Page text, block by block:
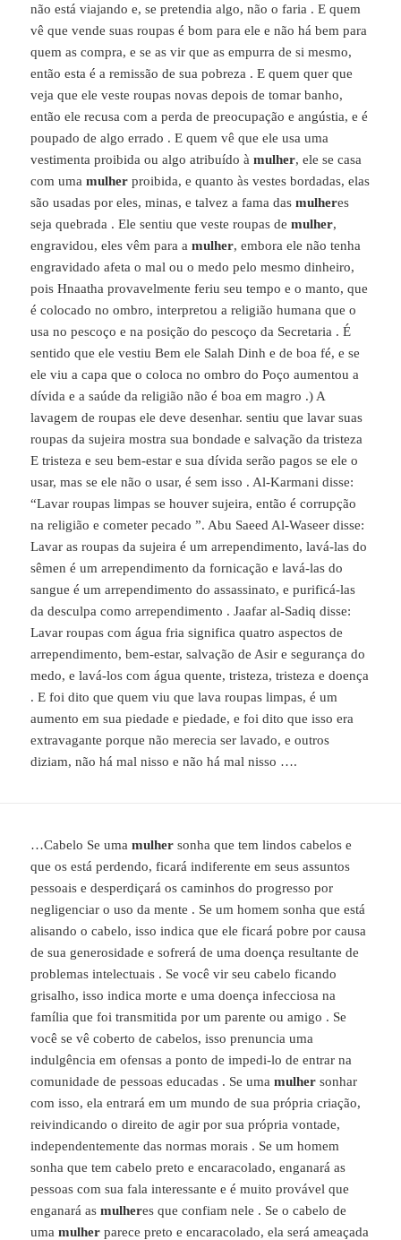
não está viajando e, se pretendia algo, não o faria . E quem
vê que vende suas roupas é bom para ele e não há bem para
quem as compra, e se as vir que as empurra de si mesmo,
então esta é a remissão de sua pobreza . E quem quer que
veja que ele veste roupas novas depois de tomar banho,
então ele recusa com a perda de preocupação e angústia, e é
poupado de algo errado . E quem vê que ele usa uma
vestimenta proibida ou algo atribuído àmulher, ele se casa
com umamulher proibida, e quanto às vestes bordadas, elas
são usadas por eles, minas, e talvez a fama dasmulheres
seja quebrada . Ele sentiu que veste roupas demulher,
engravidou, eles vêm para amulher, embora ele não tenha
engravidado afeta o mal ou o medo pelo mesmo dinheiro,
pois Hnaatha provavelmente feriu seu tempo e o manto, que
é colocado no ombro, interpretou a religião humana que o
usa no pescoço e na posição do pescoço da Secretaria . É
sentido que ele vestiu Bem ele Salah Dinh e de boa fé, e se
ele viu a capa que o coloca no ombro do Poço aumentou a
dívida e a saúde da religião não é boa em magro .) A
lavagem de roupas ele deve desenhar. sentiu que lavar suas
roupas da sujeira mostra sua bondade e salvação da tristeza
E tristeza e seu bem-estar e sua dívida serão pagos se ele o
usar, mas se ele não o usar, é sem isso . Al-Karmani disse:
“Lavar roupas limpas se houver sujeira, então é corrupção
na religião e cometer pecado ”. Abu Saeed Al-Waseer disse:
Lavar as roupas da sujeira é um arrependimento, lavá-las do
sêmen é um arrependimento da fornicação e lavá-las do
sangue é um arrependimento do assassinato, e purificá-las
da desculpa como arrependimento . Jaafar al-Sadiq disse:
Lavar roupas com água fria significa quatro aspectos de
arrependimento, bem-estar, salvação de Asir e segurança do
medo, e lavá-los com água quente, tristeza, tristeza e doença
. E foi dito que quem viu que lava roupas limpas, é um
aumento em sua piedade e piedade, e foi dito que isso era
extravagante porque não merecia ser lavado, e outros
diziam, não há mal nisso e não há mal nisso ….
…Cabelo Se umamulher sonha que tem lindos cabelos e
que os está perdendo, ficará indiferente em seus assuntos
pessoais e desperdiçará os caminhos do progresso por
negligenciar o uso da mente . Se um homem sonha que está
alisando o cabelo, isso indica que ele ficará pobre por causa
de sua generosidade e sofrerá de uma doença resultante de
problemas intelectuais . Se você vir seu cabelo ficando
grisalho, isso indica morte e uma doença infecciosa na
família que foi transmitida por um parente ou amigo . Se
você se vê coberto de cabelos, isso prenuncia uma
indulgência em ofensas a ponto de impedi-lo de entrar na
comunidade de pessoas educadas . Se umamulher sonhar
com isso, ela entrará em um mundo de sua própria criação,
reivindicando o direito de agir por sua própria vontade,
independentemente das normas morais . Se um homem
sonha que tem cabelo preto e encaracolado, enganará as
pessoas com sua fala interessante e é muito provável que
enganará asmulheres que confiam nele . Se o cabelo de
umamulher parece preto e encaracolado, ela será ameaçada